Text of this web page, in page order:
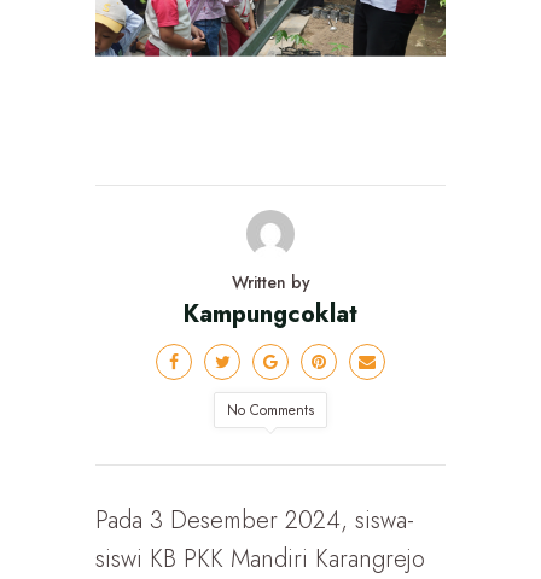
Written by
Kampungcoklat
No Comments
Pada 3 Desember 2024, siswa-
siswi KB PKK Mandiri Karangrejo